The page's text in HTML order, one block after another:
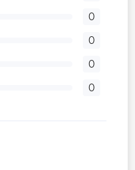
0
0
0
0